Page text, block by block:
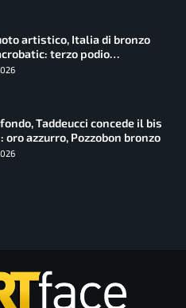
artistico, Italia di bronzo
terzo podio
Taddeucci concede il bis
oro azzurro, Pozzobon bronzo